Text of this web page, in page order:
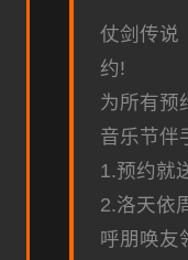
仗剑传说
约!
为所有预
音乐节伴
1.预约就
2.洛天依
呼朋唤友